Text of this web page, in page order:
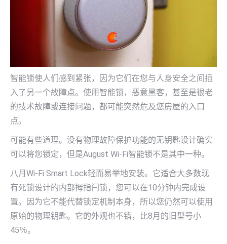
智能锁使人们感到紧张，因为它们在您与人身安全之间插
入了另一个故障点。使用智能锁，恶意黑客，甚至是很老
的技术故障或连接问题，都可能突然危及您房屋的入口
点。
可能有些道理。没有物理故障保护功能的无钥匙设计确实
可以将您锁定，但是August Wi-Fi智能锁不是其中一种。
八月Wi-Fi Smart Lock轻而易举地安装。它适合大多数现
有死锁设计的内部拇指闩锁，您可以在10分钟内完成设
置。因为它不能代替锁定机制本身，所以您仍然可以使用
原始的物理钥匙。它的外观也不错，比8月的旧型号小
45％。